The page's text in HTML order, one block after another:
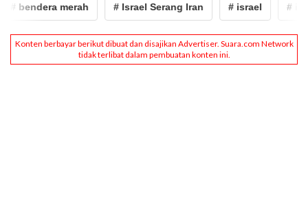
merah # Israel Serang Iran # israel # iran